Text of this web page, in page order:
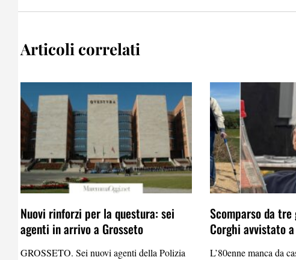
Articoli correlati
Nuovi rinforzi per la questura: sei
agenti in arrivo a Grosseto
GROSSETO. Sei nuovi agenti della Polizia
Scomparso da
Corghi avvistato
L’80enne manca da